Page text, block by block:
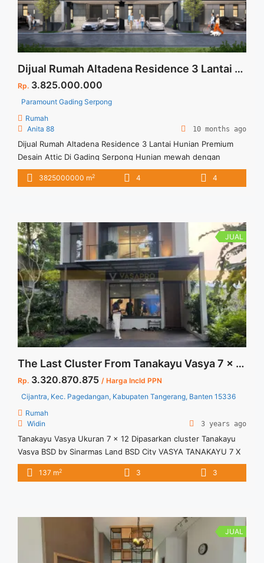
Dijual Rumah Altadena Residence 3 Lantai Hunian Premium Desain Attic Di Gading Serpong
Rp. 3.825.000.000
Paramount Gading Serpong
Rumah
Anita 88
10 months ago
Dijual Rumah Altadena Residence 3 Lantai Hunian Premium
Desain Attic Di Gading Serpong Hunian mewah dengan
desain arsitektur European Classic dan memiliki lokasi
strategis di area CBD Gading Serpong. Spesifikasi : Luas
marketing ... <a title="Dijual Rumah Altadena Residence 3
Lantai Hunian Premium Desain Attic Di Gading Serpong"
class="read-more" href="https://vasapro.com/property/dijual-
rumah-altadena-residence-3-lantai-hunian-premium-desain-
attic-di-gading-serpong/" aria-label="Read more about Dijual
Rumah Altadena Residence 3 Lantai Hunian Premium Desain
Attic Di Gading Serpong">Read more</a>
3825000000 m2 4 4
JUAL
The Last Cluster From Tanakayu Vasya 7 x 12 Full Furnished at BSD City
Rp. 3.320.870.875 / Harga Incld PPN
Cijantra, Kec. Pagedangan, Kabupaten Tangerang, Banten 15336
Rumah
Widin
3 years ago
Tanakayu Vasya Ukuran 7 x 12 Dipasarkan cluster Tanakayu
Vasya BSD by Sinarmas Land BSD City VASYA TANAKAYU 7 X
12 BSD Indent 24 bln Lokasi : West BSD City Di jalan raya
utama ROW 50 (tepi jalan langsung) Dekat Q BIG BSD CITY
Full Furnished at BSD City" class="read-more"
href="https://vasapro.com/property/the-last-cluster-from-
tanakayu-vasya-7-x-12-full-furnished-at-bsd-city/" aria-
label="Read more about The Last Cluster From Tanakayu
137 m2 3 3
JUAL